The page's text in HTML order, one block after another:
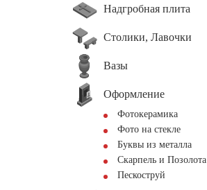
Надгробная плита
Столики, Лавочки
Вазы
Оформление
Фотокерамика
Фото на стекле
Буквы из металла
Скарпель и Позолота
Пескоструй